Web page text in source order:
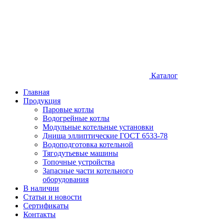
Каталог
Главная
Продукция
Паровые котлы
Водогрейные котлы
Модульные котельные установки
Днища эллиптические ГОСТ 6533-78
Водоподготовка котельной
Тягодутьевые машины
Топочные устройства
Запасные части котельного
оборудования
В наличии
Статьи и новости
Сертификаты
Контакты